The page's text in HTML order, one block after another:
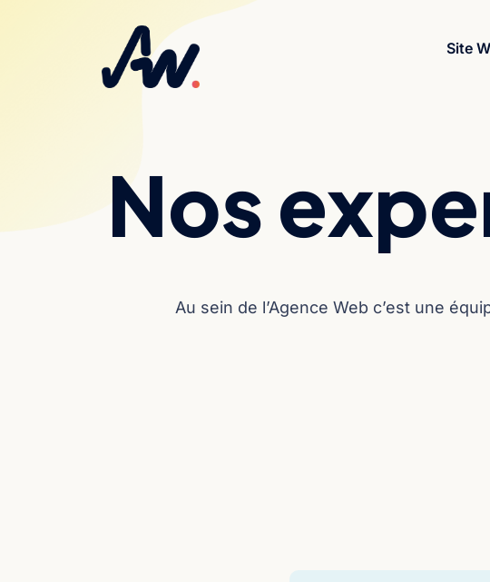
Site
Nos
Au sein de l’Agence Web c’est une